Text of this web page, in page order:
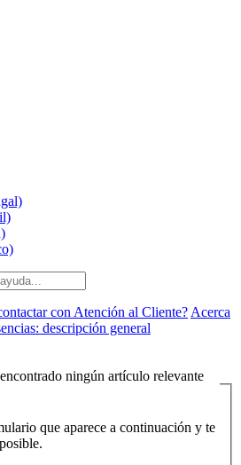
con Atención al Cliente? Acerca
descripción general
ningún artículo relevante
que aparece a continuación y te